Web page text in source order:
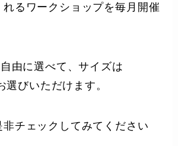
れるワークショップを毎月開催
由に選べて、サイズは
びいただけます。
チェックしてみてください